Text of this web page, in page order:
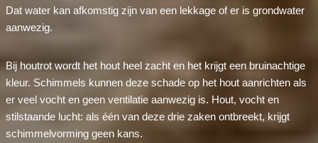
Dat water kan afkomstig zijn van een lekkage of er is grondwater
aanwezig.
Bij houtrot wordt het hout heel zacht en het krijgt een bruinachtige
kleur. Schimmels kunnen deze schade op het hout aanrichten als
er veel vocht en geen ventilatie aanwezig is. Hout, vocht en
stilstaande lucht: als één van deze drie zaken ontbreekt, krijgt
schimmelvorming geen kans.